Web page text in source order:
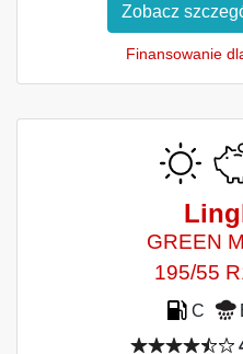
Zobacz
Finansowanie
GREEN
195/55
C